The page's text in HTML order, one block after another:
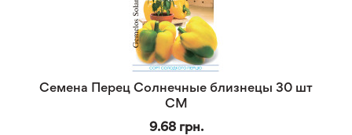
Семена Перец Солнечные близнецы 30 шт
СМ
9.68 грн.